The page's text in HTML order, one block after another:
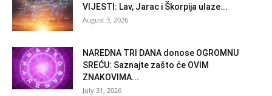
VIJESTI: Lav, Jarac i Škorpija ulaze...
August 3, 2026
NAREDNA TRI DANA donose OGROMNU
SREĆU: Saznajte zašto će OVIM
ZNAKOVIMA...
July 31, 2026